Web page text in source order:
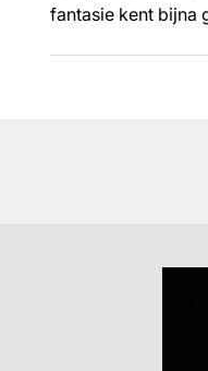
fantasie kent bijna